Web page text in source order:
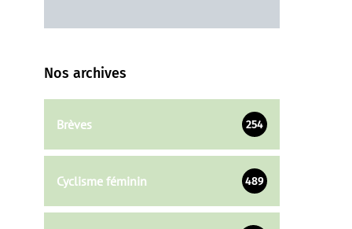
Nos archives
Brèves 254
Cyclisme féminin 489